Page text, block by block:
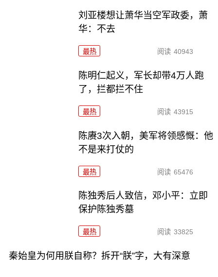
刘亚楼想让萧华当空军政委，萧
华：不去
最热 阅读 40943
陈明仁起义，军长却带4万人跑
了，拦都拦不住
最热 阅读 43915
陈赓3次入朝，美军将领感慨：他
不是来打仗的
最热 阅读 65476
陈独秀后人致信，邓小平：立即
保护陈独秀墓
最热 阅读 33825
秦始皇为何用朕自称？拆开“朕”字，大有深意